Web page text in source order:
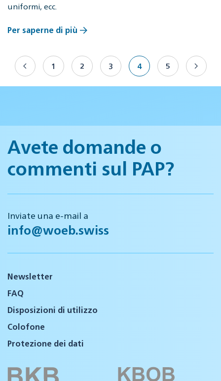
uniformi, ecc.
Per saperne di più
1 2 3 4 5
Avete domande o
commenti sul PAP?
Inviate una e-mail a
info@woeb.swiss
Newsletter
FAQ
Disposizioni di utilizzo
Colofone
Protezione dei dati